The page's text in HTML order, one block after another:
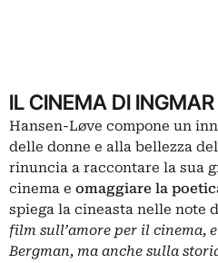
IL CINEMA DI
Hansen-Løve compone un
delle donne e alla bellezza
rinuncia a raccontare la sua
cinema e omaggiare la
spiega la cineasta nelle note
film sull’amore per il cinema,
Bergman, ma anche sulla